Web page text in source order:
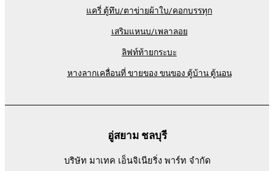
แครี่ ตู้ทึบ/ตาข่ายผ้าใบ/คอกบรรทุก
เสริมแหนบ/เพลาลอย
ลิฟท์ท้ายกระบะ
หางลากเคลื่อนที่ ขายของ ขนของ ตู้บ้าน ตู้นอน
อู่สยาม ชลบุรี
บริษัท มาเทค เอ็นจิเนียริ่ง พาร์ท จำกัด